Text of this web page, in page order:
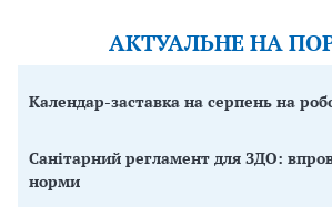
АКТУАЛЬНЕ НА
Календар-заставка на серпень на
Санітарний регламент для ЗДО:
норми